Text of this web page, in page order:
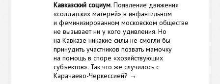
Кавказский социум. Появление движения
«солдатских матерей» в инфантильном
и феминизированном московском обществе
не вызывает ни у кого удивления. Но
на Кавказе никакие силы не смогли бы
принудить участников позвать мамочку
на помощь в споре «хозяйствующих
субъектов». Так что же случилось с
Карачаево-Черкессией? →